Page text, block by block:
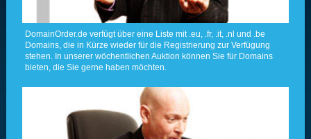
DomainOrder.de verfügt über eine Liste mit .eu, .fr, .it, .nl und .be
Domains, die in Kürze wieder für die Registrierung zur Verfügung
stehen. In unserer wöchentlichen Auktion können Sie für Domains
bieten, die Sie gerne haben möchten.